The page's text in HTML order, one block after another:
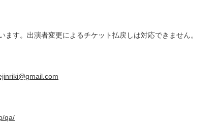
す。出演者変更によるチケット払戻しは対応できません。
gmail.com
qa/